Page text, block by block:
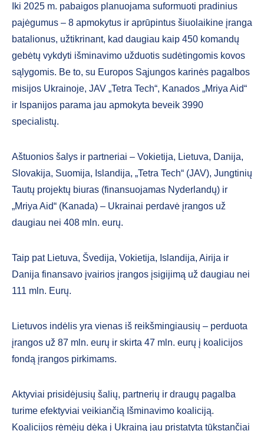
Iki 2025 m. pabaigos planuojama suformuoti pradinius
pajėgumus – 8 apmokytus ir aprūpintus šiuolaikine įranga
batalionus, užtikrinant, kad daugiau kaip 450 komandų
gebėtų vykdyti išminavimo užduotis sudėtingomis kovos
sąlygomis. Be to, su Europos Sąjungos karinės pagalbos
misijos Ukrainoje, JAV „Tetra Tech“, Kanados „Mriya Aid“
ir Ispanijos parama jau apmokyta beveik 3990
specialistų.
Aštuonios šalys ir partneriai – Vokietija, Lietuva, Danija,
Slovakija, Suomija, Islandija, „Tetra Tech“ (JAV), Jungtinių
Tautų projektų biuras (finansuojamas Nyderlandų) ir
„Mriya Aid“ (Kanada) – Ukrainai perdavė įrangos už
daugiau nei 408 mln. eurų.
Taip pat Lietuva, Švedija, Vokietija, Islandija, Airija ir
Danija finansavo įvairios įrangos įsigijimą už daugiau nei
111 mln. Eurų.
Lietuvos indėlis yra vienas iš reikšmingiausių – perduota
įrangos už 87 mln. eurų ir skirta 47 mln. eurų į koalicijos
fondą įrangos pirkimams.
Aktyviai prisidėjusių šalių, partnerių ir draugų pagalba
turime efektyviai veikiančią Išminavimo koaliciją.
Koalicijos rėmėjų dėka į Ukrainą jau pristatyta tūkstančiai